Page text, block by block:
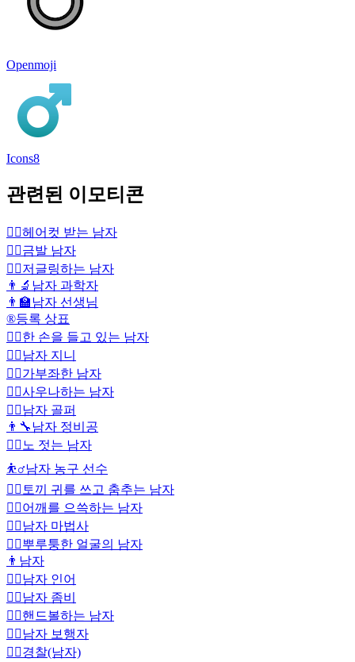
Openmoji
Icons8
관련된 이모티콘
💇‍♂️헤어컷 받는 남자
👱‍♂️금발 남자
🤹‍♂️저글링하는 남자
👨‍🔬 남자 과학자
👨‍🏫남자 선생님
®️등록 상표
🙋‍♂️한 손을 들고 있는 남자
🧞‍♂️남자 지니
🧘‍♂️가부좌한 남자
🧖‍♂️사우나하는 남자
🏌️‍♂️남자 골퍼
👨‍🔧남자 정비공
🚣‍♂️ 노 젓는 남자
⛹️‍♂️남자 농구 선수
👯‍♂️ 토끼 귀를 쓰고 춤추는 남자
🤷‍♂️어깨를 으쓱하는 남자
🧙‍♂️남자 마법사
🙎‍♂️뿌루퉁한 얼굴의 남자
👨 남자
🧜‍♂️남자 인어
🧟‍♂️남자 좀비
🤾‍♂️핸드볼하는 남자
🚶‍♂️남자 보행자
👮‍♂️경찰(남자)